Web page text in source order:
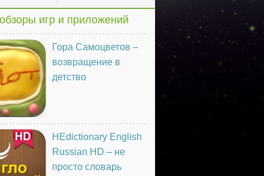
игр и приложений
Гора Самоцветов –
возвращение в
детство
HEdictionary English
Russian HD – не
просто словарь